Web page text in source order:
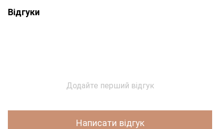
Відгуки
Додайте перший відгук
Написати відгук